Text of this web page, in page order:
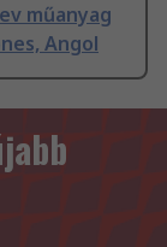
műanyag
Angol